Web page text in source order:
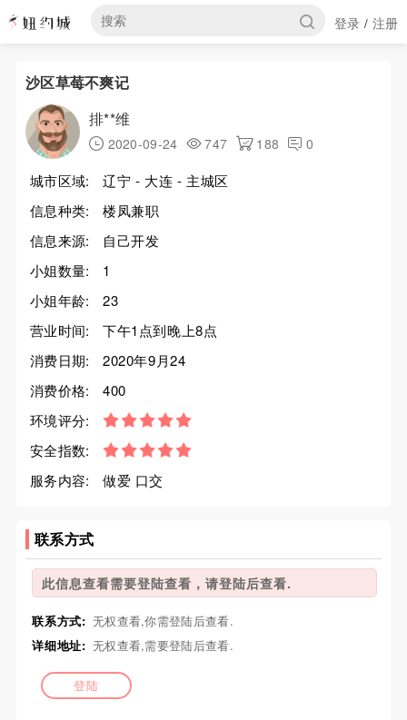
登录 / 注册
沙区草莓不爽记
排**维
2020-09-24 747 188 0
城市区域:
辽宁 - 大连 - 主城区
信息种类:
楼凤兼职
信息来源:
自己开发
小姐数量:
1
小姐年龄:
23
营业时间:
下午1点到晚上8点
消费日期:
2020年9月24
消费价格:
400
环境评分:
安全指数:
服务内容:
做爱 口交
联系方式
此信息查看需要登陆查看，请登陆后查看.
联系方式: 无权查看,你需登陆后查看.
详细地址: 无权查看,需要登陆后查看.
登陆